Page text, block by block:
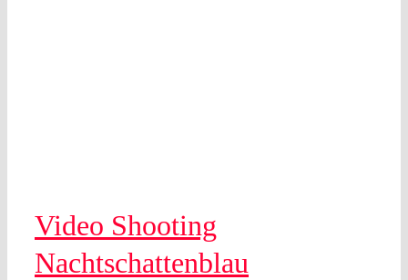
Video Shooting
Nachtschattenblau